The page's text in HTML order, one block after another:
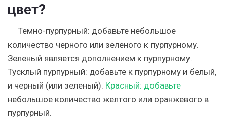
цвет?
Темно-пурпурный: добавьте небольшое
количество черного или зеленого к пурпурному.
Зеленый является дополнением к пурпурному.
Тусклый пурпурный: добавьте к пурпурному и белый,
и черный (или зеленый). Красный: добавьте
небольшое количество желтого или оранжевого в
пурпурный.